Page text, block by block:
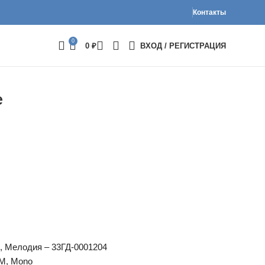
Контакты
0
0 ₽ ВХОД / РЕГИСТРАЦИЯ
Мелодия – 33ГД-0001204
Mono